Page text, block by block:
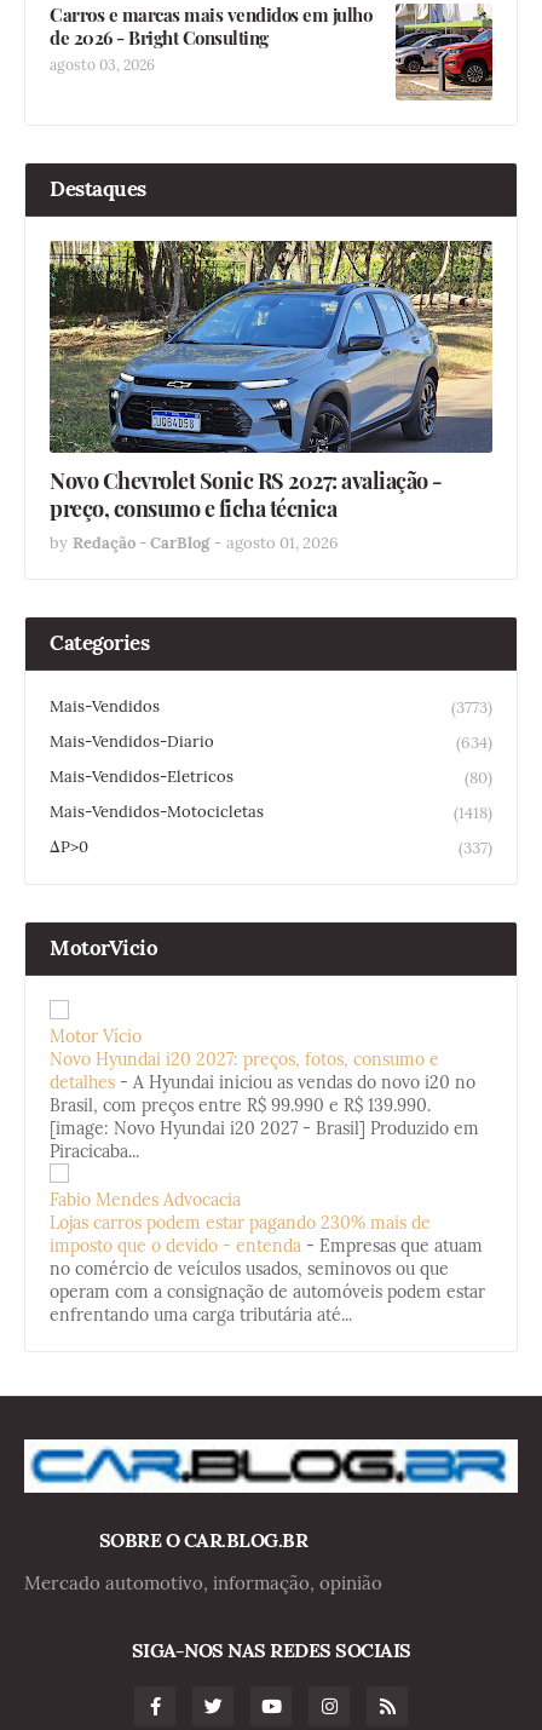
Carros e marcas mais vendidos em julho
de 2026 - Bright Consulting
agosto 03, 2026
Destaques
Novo Chevrolet Sonic RS 2027: avaliação -
preço, consumo e ficha técnica
by Redação - CarBlog - agosto 01, 2026
Categories
Mais-Vendidos
(3773)
Mais-Vendidos-Diario
(634)
Mais-Vendidos-Eletricos
(80)
Mais-Vendidos-Motocicletas
(1418)
ΔP>0
(337)
MotorVicio
Motor Vício
Novo Hyundai i20 2027: preços, fotos, consumo e
detalhes - A Hyundai iniciou as vendas do novo i20 no
Brasil, com preços entre R$ 99.990 e R$ 139.990.
[image: Novo Hyundai i20 2027 - Brasil] Produzido em
Piracicaba...
Fabio Mendes Advocacia
Lojas carros podem estar pagando 230% mais de
imposto que o devido - entenda - Empresas que atuam
no comércio de veículos usados, seminovos ou que
operam com a consignação de automóveis podem estar
enfrentando uma carga tributária até...
SOBRE O CAR.BLOG.BR
Mercado automotivo, informação, opinião
SIGA-NOS NAS REDES SOCIAIS